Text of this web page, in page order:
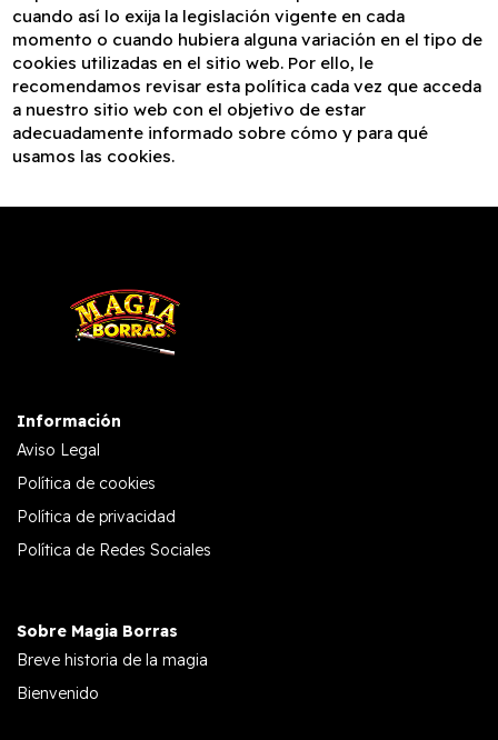
cuando así lo exija la legislación vigente en cada
momento o cuando hubiera alguna variación en el tipo de
cookies utilizadas en el sitio web. Por ello, le
recomendamos revisar esta política cada vez que acceda
a nuestro sitio web con el objetivo de estar
adecuadamente informado sobre cómo y para qué
usamos las cookies.
Información
Aviso Legal
Política de cookies
Política de privacidad
Política de Redes Sociales
Sobre Magia Borras
Breve historia de la magia
Bienvenido